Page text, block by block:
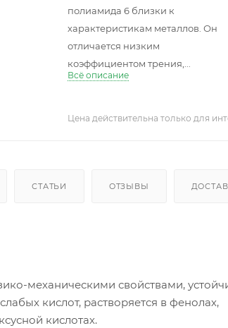
полиамида 6 близки к
характеристикам металлов. Он
отличается низким
коэффициентом трения,...
Всё описание
Цена действительна только для
СТАТЬИ ОТЗЫВЫ
механическими свойствами,
кислот, растворяется в фенолах,
кислотах.